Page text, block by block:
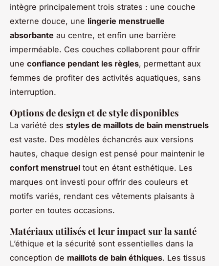
intègre principalement trois strates : une couche
externe douce, une lingerie menstruelle
absorbante au centre, et enfin une barrière
imperméable. Ces couches collaborent pour offrir
une confiance pendant les règles, permettant aux
femmes de profiter des activités aquatiques, sans
interruption.
Options de design et de style disponibles
La variété des styles de maillots de bain menstruels
est vaste. Des modèles échancrés aux versions
hautes, chaque design est pensé pour maintenir le
confort menstruel tout en étant esthétique. Les
marques ont investi pour offrir des couleurs et
motifs variés, rendant ces vêtements plaisants à
porter en toutes occasions.
Matériaux utilisés et leur impact sur la santé
L’éthique et la sécurité sont essentielles dans la
conception de maillots de bain éthiques. Les tissus